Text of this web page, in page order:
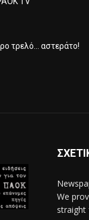
τρελό… αστεράτο!
We
straight